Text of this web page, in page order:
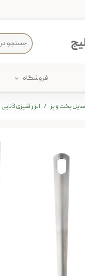
فروشگاه
وسایل پخت و پز ابزار آشپزی 3تایی ایکیا مدل DIREKT